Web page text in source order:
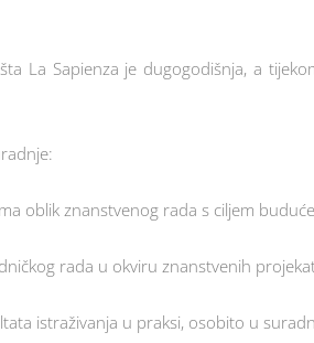
La Sapienza je dugogodišnja, a
oblik znanstvenog rada s ciljem
rada u okviru znanstvenih
istraživanja u praksi, osobito u